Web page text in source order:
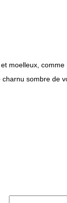
moelleux, comme
charnu sombre de